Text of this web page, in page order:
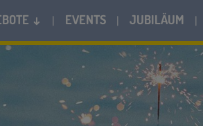
↓ EVENTS JUBILÄUM